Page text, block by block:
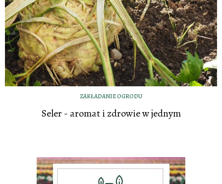
ZAKŁADANIE OGRODU
Seler - aromat i zdrowie w jednym